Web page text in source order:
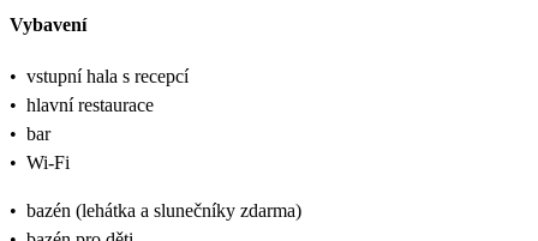
Vybavení
• vstupní hala s recepcí
• hlavní restaurace
• bar
• Wi-Fi
• bazén (lehátka a slunečníky zdarma)